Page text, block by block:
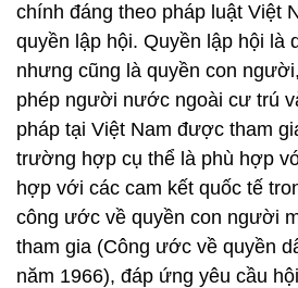
chính đáng theo pháp luật Việt
quyền lập hội. Quyền lập hội là
nhưng cũng là quyền con
phép người nước ngoài cư trú
pháp tại Việt Nam được tham
trường hợp cụ thể là phù hợp
hợp với các cam kết quốc tế
công ước về quyền con người
tham gia (Công ước về quyền
năm 1966), đáp ứng yêu cầu